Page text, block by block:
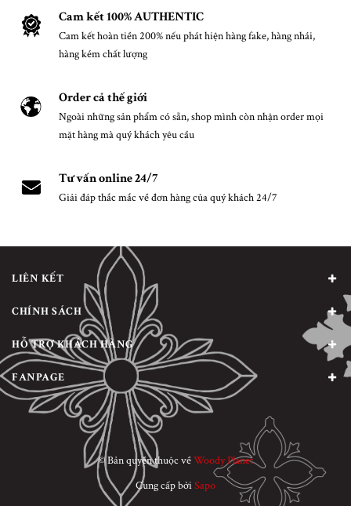
Cam kết 100% AUTHENTIC
Cam kết hoàn tiền 200% nếu phát hiện hàng fake, hàng nhái,
hàng kém chất lượng
Order cả thế giới
Ngoài những sản phẩm có sẵn, shop mình còn nhận order mọi
mặt hàng mà quý khách yêu cầu
Tư vấn online 24/7
Giải đáp thắc mắc về đơn hàng của quý khách 24/7
LIÊN KẾT
CHÍNH SÁCH
HỖ TRỢ KHÁCH HÀNG
FANPAGE
© Bản quyền thuộc vềWoody Planet
Cung cấp bởiSapo